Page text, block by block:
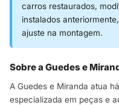
carros restaurados,
instalados
ajuste na montagem.
Sobre a Guedes e
A Guedes e Miranda atua há
especializada em peças e